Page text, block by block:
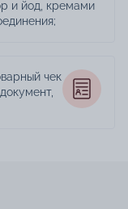
и йод, кремами
чек